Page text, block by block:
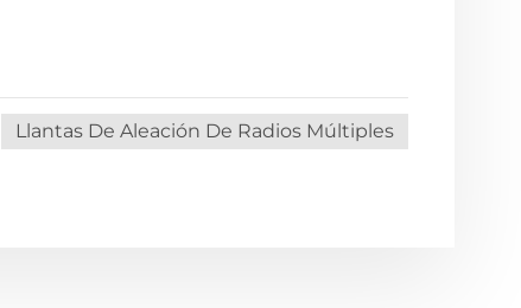
Llantas De Aleación De Radios Múltiples